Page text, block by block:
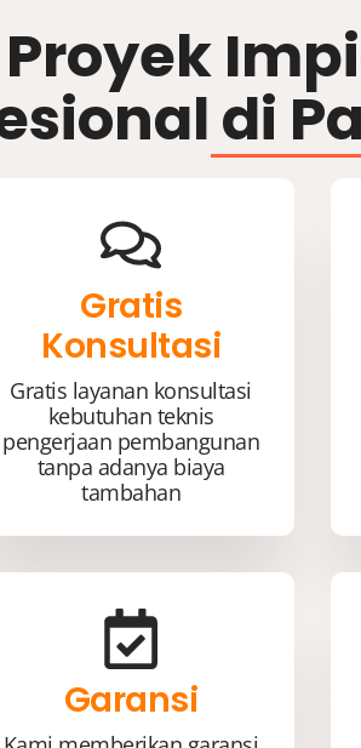
di
Gratis
Konsultasi
Gratis layanan konsultasi
kebutuhan teknis
pengerjaan pembangunan
tanpa adanya biaya
tambahan
Garansi